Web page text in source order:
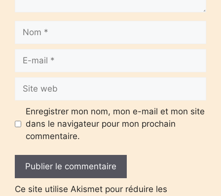
mail
web
Enregistrer mon nom, mon e-mail et mon site
dans le navigateur pour mon prochain
commentaire.
Ce site utilise Akismet pour réduire les